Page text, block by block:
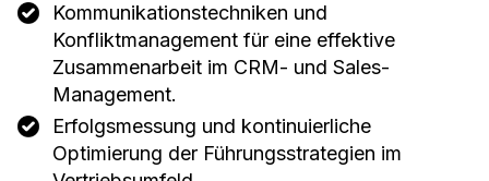
Kommunikationstechniken und
Konfliktmanagement für eine effektive
Zusammenarbeit im CRM- und Sales-
Management.
Erfolgsmessung und kontinuierliche
Optimierung der Führungsstrategien im